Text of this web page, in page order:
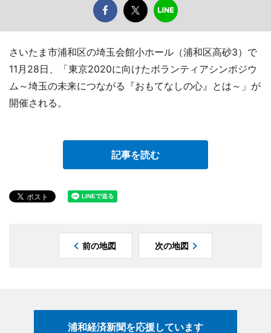
さいたま市浦和区の埼玉会館小ホール（浦和区高砂3）で
11月28日、「東京2020に向けたボランティアシンポジウ
ム～埼玉の未来につながる『おもてなしの心』とは～」が
開催される。
記事を読む
前の地図 次の地図
浦和経済新聞を応援しています